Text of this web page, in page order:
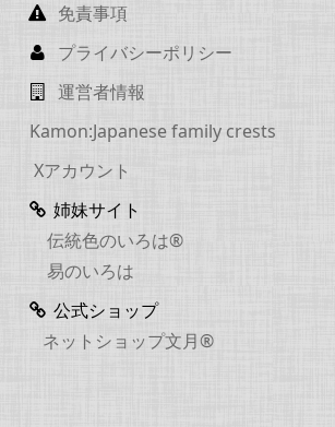
免責事項
プライバシーポリシー
運営者情報
Kamon:Japanese family crests
Xアカウント
姉妹サイト
伝統色のいろは®
易のいろは
公式ショップ
ネットショップ文月®